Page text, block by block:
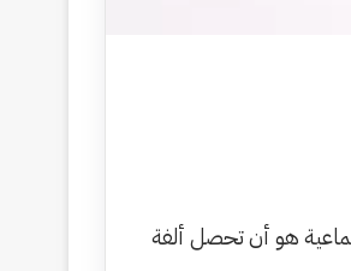
هو أن تحصل ألفة